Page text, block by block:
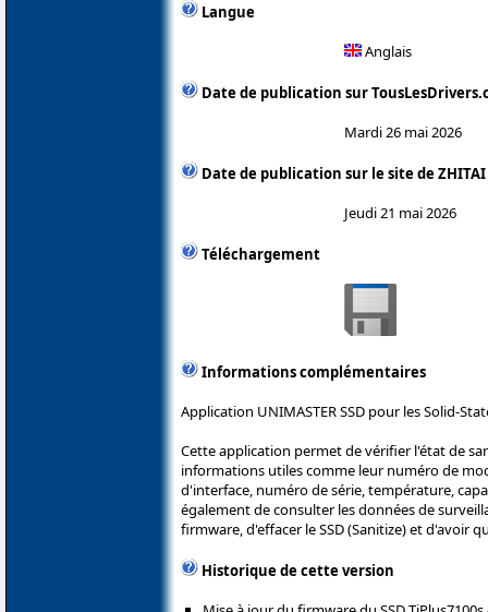
Langue
Anglais
Date de publication sur
Mardi 26 mai 2026
Date de publication sur le site de ZHITAI
Jeudi 21 mai 2026
Téléchargement
Informations complémentaires
Application UNIMASTER SSD pour les Solid-
Cette application permet de vérifier l'état de
informations utiles comme leur numéro de
d'interface, numéro de série, température,
également de consulter les données de
firmware, d'effacer le SSD (Sanitize) et d'avoir
Historique de cette version